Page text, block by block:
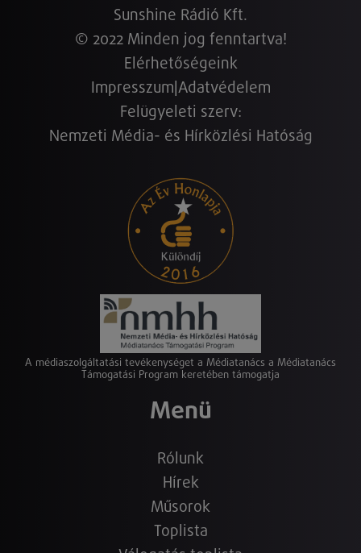
Sunshine Rádió Kft.
© 2022 Minden jog fenntartva!
Elérhetőségeink
Impresszum Adatvédelem
Felügyeleti szerv:
Nemzeti Média- és Hírközlési Hatóság
A médiaszolgáltatási tevékenységet a Médiatanács a Médiatanács
Támogatási Program keretében támogatja
Menü
Rólunk
Hírek
Műsorok
Toplista